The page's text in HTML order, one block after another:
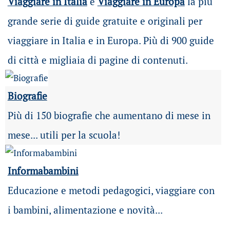
grande serie di guide gratuite e originali per
viaggiare in Italia e in Europa. Più di 900 guide
di città e migliaia di pagine di contenuti.
Biografie
Più di 150 biografie che aumentano di mese in
mese... utili per la scuola!
Informabambini
Educazione e metodi pedagogici, viaggiare con
i bambini, alimentazione e novità...